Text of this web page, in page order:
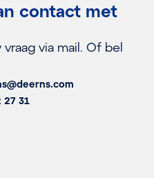
contact met
via mail. Of bel
27 31